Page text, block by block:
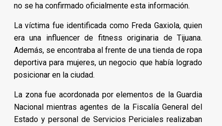
no se ha confirmado oficialmente esta información.
La víctima fue identificada como Freda Gaxiola, quien
era una influencer de fitness originaria de Tijuana.
Además, se encontraba al frente de una tienda de ropa
deportiva para mujeres, un negocio que había logrado
posicionar en la ciudad.
La zona fue acordonada por elementos de la Guardia
Nacional mientras agentes de la Fiscalía General del
Estado y personal de Servicios Periciales realizaban